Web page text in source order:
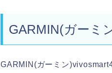
GARMIN(ガーミ
GARMIN(ガーミン